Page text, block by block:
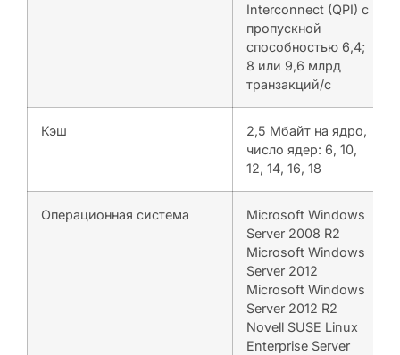
Interconnect (QPI) с
пропускной
способностью 6,4;
8 или 9,6 млрд
транзакций/с
Кэш
2,5 Мбайт на ядро,
число ядер: 6, 10,
12, 14, 16, 18
Операционная система
Microsoft Windows
Server 2008 R2
Microsoft Windows
Server 2012
Microsoft Windows
Server 2012 R2
Novell SUSE Linux
Enterprise Server